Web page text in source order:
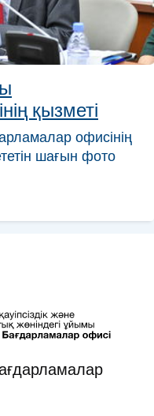
қызметі
офисінің
шағын фото